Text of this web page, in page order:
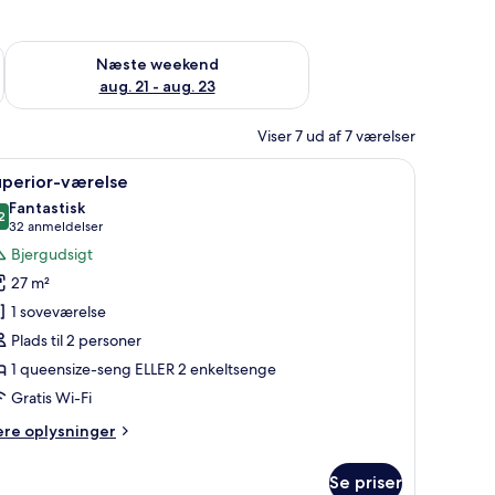
14 - aug. 16
Næste weekend
aug. 21 - aug. 23
Tjek tilgængelighed for næste weekend aug. 21 - aug. 23
Viser 7 ud af 7 værelser
en stol og et fjernsyn. Et hotelværelse med seng, skrivebord, stol,
16 værelse
ud af 10
Fantastisk
32 anmeldelser
(32
anmeldelser)
Bjergudsigt
27 m²
1 soveværelse
Plads til 2 personer
1 queensize-seng ELLER 2 enkeltsenge
Gratis Wi-Fi
oplysninger
Se priser